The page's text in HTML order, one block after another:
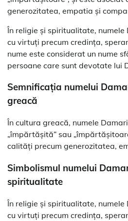
generozitatea, empatia și
În religie și spiritualitate,
cu virtuți precum credința,
nume este considerat un nume
persoane care sunt devotate lui
Semnificația numelui
greacă
În cultura greacă, numele
„împărtășită” sau
calități precum generozitatea,
Simbolismul numelui
spiritualitate
În religie și spiritualitate,
cu virtuți precum credința,